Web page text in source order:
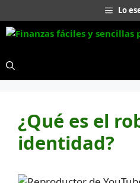
al
contenido
Lo
¿Qué es el
identidad?